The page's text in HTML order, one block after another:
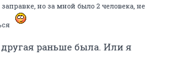
но за мной было 2 человека, не
раньше была. Или я